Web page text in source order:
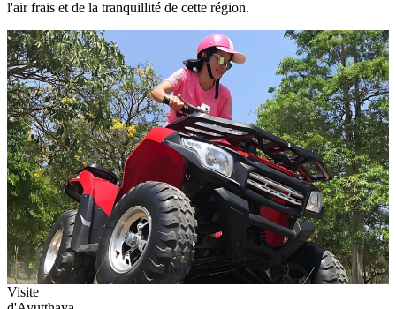
l'air frais et de la tranquillité de cette région.
Visite